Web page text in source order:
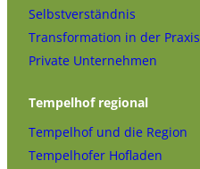
Selbstverständnis
Transformation in der Praxis
Private Unternehmen
Tempelhof regional
Tempelhof und die Region
Tempelhofer Hofladen